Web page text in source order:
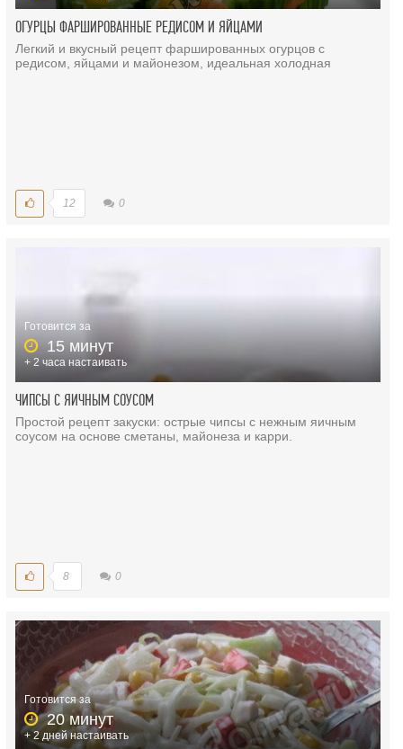
ОГУРЦЫ ФАРШИРОВАННЫЕ РЕДИСОМ И ЯЙЦАМИ
Легкий и вкусный рецепт фаршированных огурцов с
редисом, яйцами и майонезом, идеальная холодная
12 0
Готовится за
15 минут
+ 2 часа настаивать
ЧИПСЫ С ЯИЧНЫМ СОУСОМ
Простой рецепт закуски: острые чипсы с нежным яичным
соусом на основе сметаны, майонеза и карри.
8 0
Готовится за
20 минут
+ 2 дней настаивать